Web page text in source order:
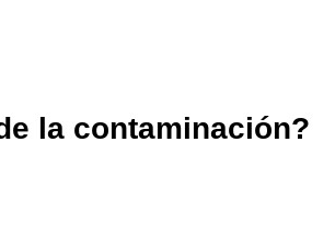
la contaminación?